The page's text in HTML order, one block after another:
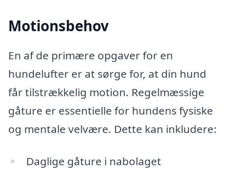
Motionsbehov
En af de primære opgaver for en
hundelufter er at sørge for, at din hund
får tilstrækkelig motion. Regelmæssige
gåture er essentielle for hundens fysiske
og mentale velvære. Dette kan inkludere:
Daglige gåture i nabolaget